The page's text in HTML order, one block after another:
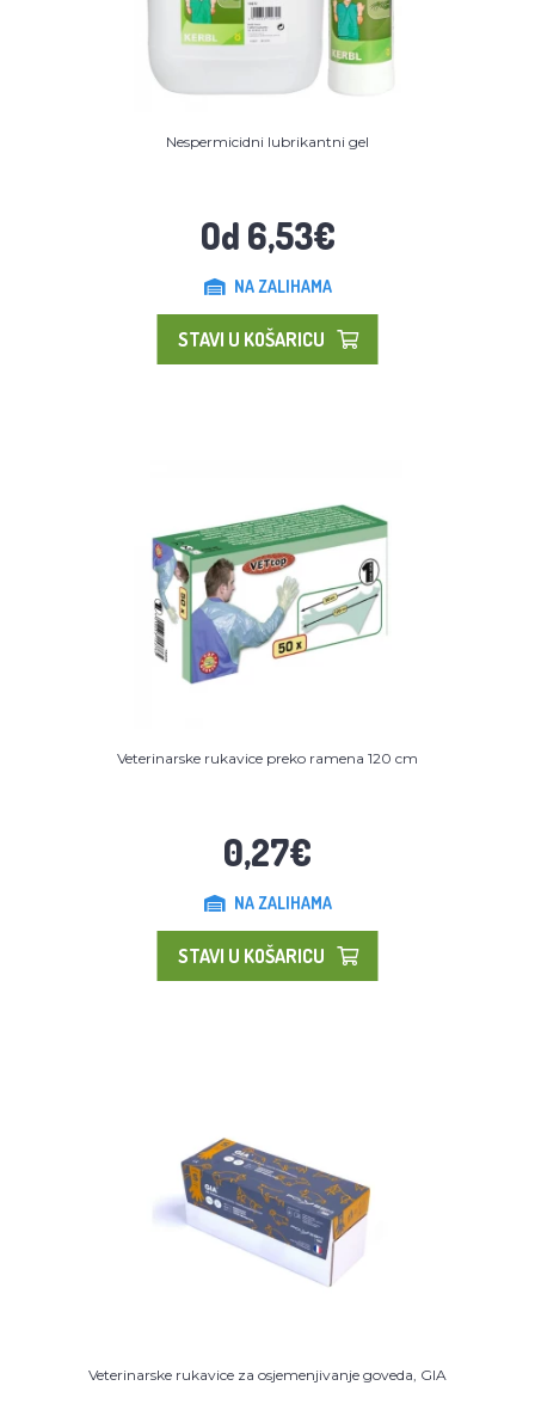
Nespermicidni lubrikantni gel
Od 6,53€
NA ZALIHAMA
STAVI U KOŠARICU
Veterinarske rukavice preko ramena 120 cm
0,27€
NA ZALIHAMA
STAVI U KOŠARICU
Veterinarske rukavice za osjemenjivanje goveda, GIA